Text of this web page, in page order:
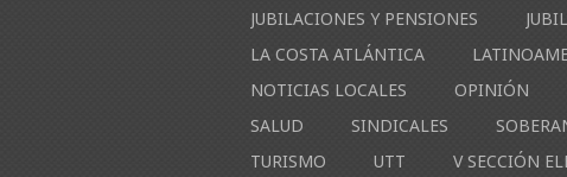
JUBILACIONES Y PENSIONES
LA COSTA ATLÁNTICA
NOTICIAS LOCALES
OPINIÓN
SALUD
SINDICALES
TURISMO
UTT V SECCIÓN